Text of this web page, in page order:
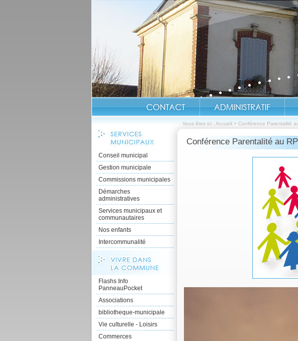
Vous êtes ici : Accueil > Conférence Parentalité
Conseil municipal
Gestion municipale
Commissions municipales
Démarches
administratives
Services municipaux et
communautaires
Nos enfants
Intercommunalité
Flashs Info
PanneauPocket
Associations
bibliotheque-municipale
Vie culturelle - Loisirs
Commerces
Conférence Parentalité au